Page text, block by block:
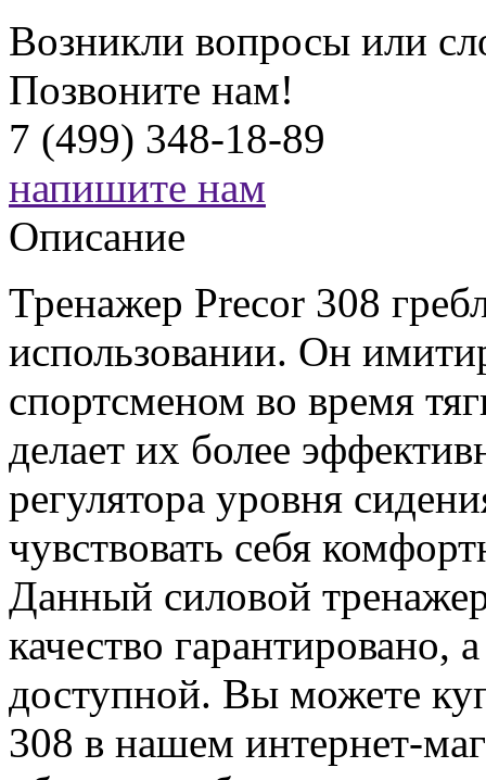
Возникли вопросы или
Позвоните нам!
7 (499) 348-18-89
напишите нам
Описание
Тренажер Precor 308
использовании. Он
спортсменом во время
делает их более
регулятора уровня
чувствовать себя
Данный силовой
качество гарантировано,
доступной. Вы можете
308 в нашем интернет-